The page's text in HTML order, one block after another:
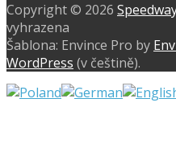
Copyright © 2026
vyhrazena
Šablona: Envince Pro by
WordPress (v češtině).